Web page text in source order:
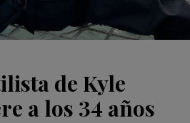
de Kyle
a los 34 años